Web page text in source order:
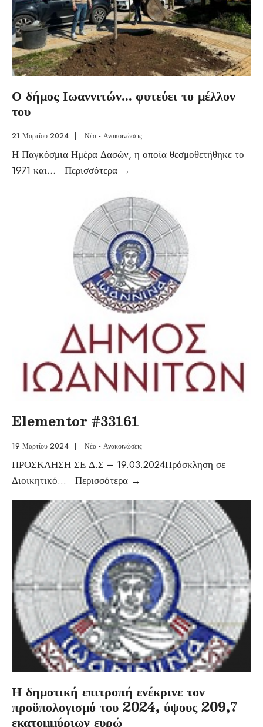
Ο δήμος Ιωαννιτών… φυτεύει το μέλλον
του
21 Μαρτίου 2024 | Νέα - Ανακοινώσεις |
Η Παγκόσμια Ημέρα Δασών, η οποία θεσμοθετήθηκε το
1971 και... Περισσότερα →
Elementor #33161
19 Μαρτίου 2024 | Νέα - Ανακοινώσεις |
ΠΡΟΣΚΛΗΣΗ ΣΕ Δ.Σ – 19.03.2024Πρόσκληση σε
Διοικητικό... Περισσότερα →
Η δημοτική επιτροπή ενέκρινε τον
προϋπολογισμό του 2024, ύψους 209,7
εκατομμύριων ευρώ